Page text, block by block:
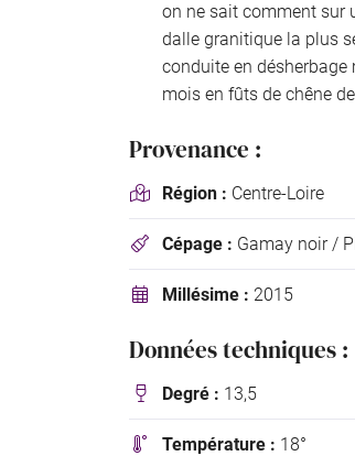
on ne sait comment sur
dalle granitique la plus
conduite en désherbage
mois en fûts de chêne
Provenance :
 Région : Centre-Loire
 Cépage : Gamay noir /
 Millésime : 2015
Données techniques :
 Degré : 13,5
 Température : 18°